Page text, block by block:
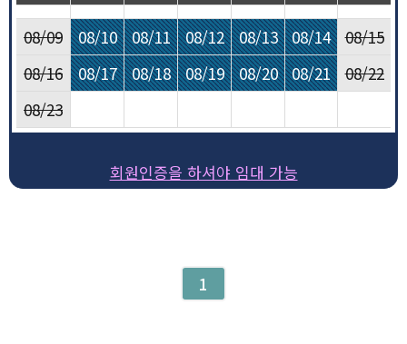
08/09 08/10 08/11 08/12 08/13 08/14
08/15
08/16
08/17 08/18 08/19 08/20 08/21
08/22
08/23
회원인증을 하셔야 임대 가능
1